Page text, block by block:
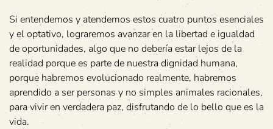
Si entendemos y atendemos estos cuatro puntos esenciales
y el optativo, lograremos avanzar en la libertad e igualdad
de oportunidades, algo que no debería estar lejos de la
realidad porque es parte de nuestra dignidad humana,
porque habremos evolucionado realmente, habremos
aprendido a ser personas y no simples animales racionales,
para vivir en verdadera paz, disfrutando de lo bello que es la
vida.